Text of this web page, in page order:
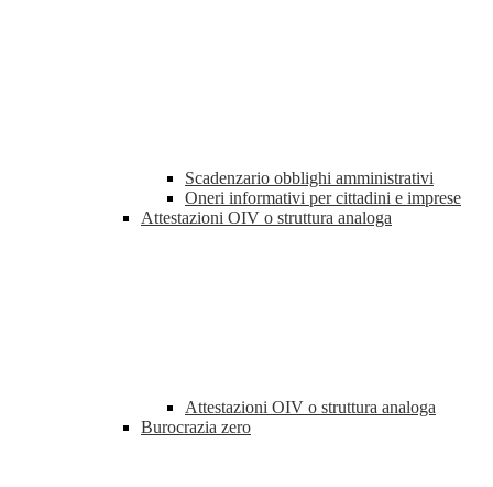
Scadenzario obblighi amministrativi
Oneri informativi per cittadini e imprese
Attestazioni OIV o struttura analoga
Attestazioni OIV o struttura analoga
Burocrazia zero